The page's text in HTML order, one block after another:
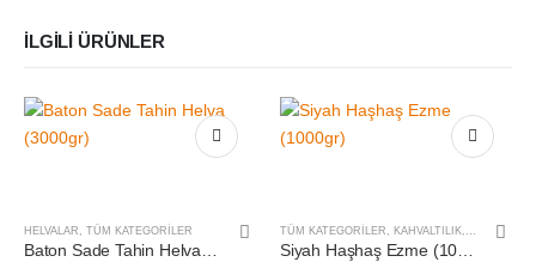
İLGILI ÜRÜNLER
HELVALAR , TÜM KATEGORILER
Baton Sade Tahin Helva (3000gr)
TÜM KATEGORILER , KAHVALTILIK, TAHIN VE
Siyah Haşhaş Ezme (1000gr)